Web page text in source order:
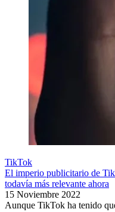
TikTok
El imperio publicitario de
todavía más relevante ahora
15 Noviembre 2022
Aunque TikTok ha tenido